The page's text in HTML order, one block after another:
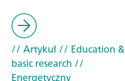
// Artykuł// Education &
basic research //
Energetyczny